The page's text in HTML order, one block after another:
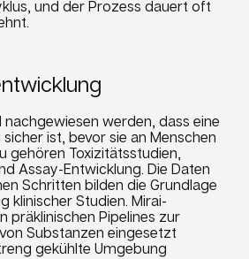
und der Prozess dauert oft
nachgewiesen werden, dass eine
ist, bevor sie an Menschen
gehören Toxizitätsstudien,
Assay-Entwicklung. Die Daten
Schritten bilden die Grundlage
klinischer Studien. Mirai-
präklinischen Pipelines zur
Substanzen eingesetzt
gekühlte Umgebung